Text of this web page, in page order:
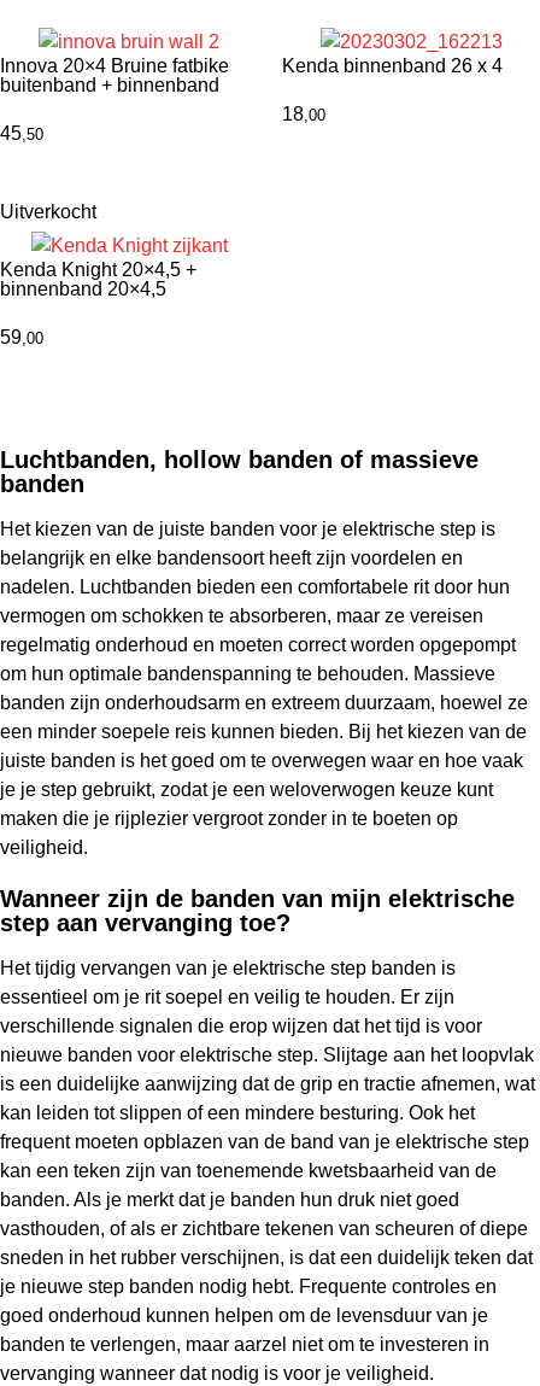
Innova 20×4 Bruine fatbike
buitenband + binnenband
45 ,50
Kenda binnenband 26 x 4
18 ,00
Uitverkocht
Kenda Knight 20×4,5 +
binnenband 20×4,5
59,00
Luchtbanden, hollow banden of massieve
banden
Het kiezen van de juiste banden voor je elektrische step is
belangrijk en elke bandensoort heeft zijn voordelen en
nadelen. Luchtbanden bieden een comfortabele rit door hun
vermogen om schokken te absorberen, maar ze vereisen
regelmatig onderhoud en moeten correct worden opgepompt
om hun optimale bandenspanning te behouden. Massieve
banden zijn onderhoudsarm en extreem duurzaam, hoewel ze
een minder soepele reis kunnen bieden. Bij het kiezen van de
juiste banden is het goed om te overwegen waar en hoe vaak
je je step gebruikt, zodat je een weloverwogen keuze kunt
maken die je rijplezier vergroot zonder in te boeten op
veiligheid.
Wanneer zijn de banden van mijn elektrische
step aan vervanging toe?
Het tijdig vervangen van je elektrische step banden is
essentieel om je rit soepel en veilig te houden. Er zijn
verschillende signalen die erop wijzen dat het tijd is voor
nieuwe banden voor elektrische step. Slijtage aan het loopvlak
is een duidelijke aanwijzing dat de grip en tractie afnemen, wat
kan leiden tot slippen of een mindere besturing. Ook het
frequent moeten opblazen van de band van je elektrische step
kan een teken zijn van toenemende kwetsbaarheid van de
banden. Als je merkt dat je banden hun druk niet goed
vasthouden, of als er zichtbare tekenen van scheuren of diepe
sneden in het rubber verschijnen, is dat een duidelijk teken dat
je nieuwe step banden nodig hebt. Frequente controles en
goed onderhoud kunnen helpen om de levensduur van je
banden te verlengen, maar aarzel niet om te investeren in
vervanging wanneer dat nodig is voor je veiligheid.